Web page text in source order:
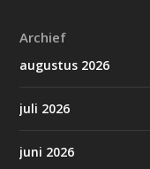
Archief
augustus 2026
juli 2026
juni 2026